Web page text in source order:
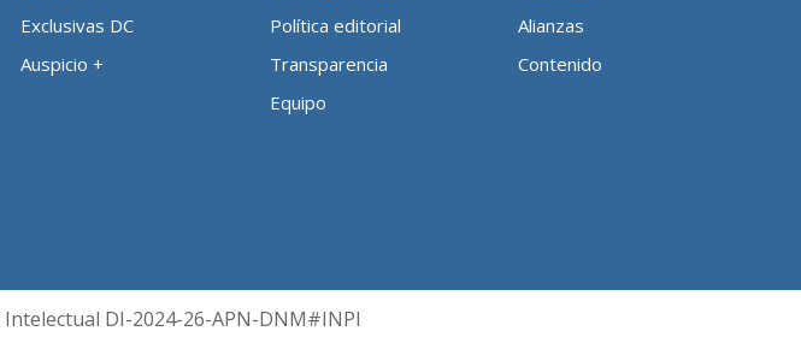
Exclusivas DC
Auspicio +
Política editorial
Transparencia
Equipo
Alianzas
Contenido
DI-2024-26-APN-DNM#INPI